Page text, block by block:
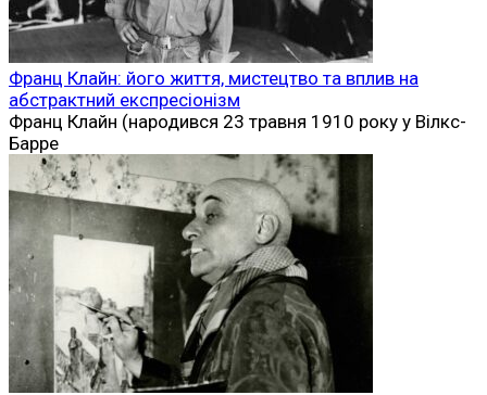
Франц Клайн: його життя, мистецтво та вплив на
абстрактний експресіонізм
Франц Клайн (народився 23 травня 1910 року у Вілкс-
Барре